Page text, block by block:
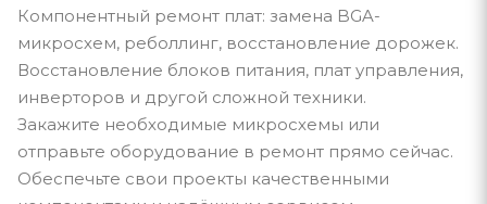
Компонентный ремонт плат: замена BGA-
микросхем, реболлинг, восстановление дорожек.
Восстановление блоков питания, плат управления,
инверторов и другой сложной техники.
Закажите необходимые микросхемы или
отправьте оборудование в ремонт прямо сейчас.
Обеспечьте свои проекты качественными